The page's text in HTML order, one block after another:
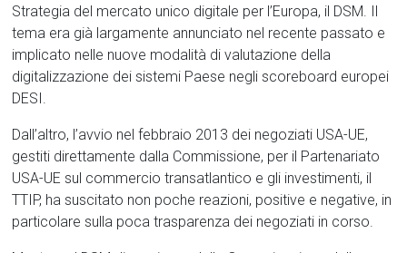
Strategia del mercato unico digitale per l’Europa, il DSM. Il
tema era già largamente annunciato nel recente passato e
implicato nelle nuove modalità di valutazione della
digitalizzazione dei sistemi Paese negli scoreboard europei
DESI.
Dall’altro, l’avvio nel febbraio 2013 dei negoziati USA-UE,
gestiti direttamente dalla Commissione, per il Partenariato
USA-UE sul commercio transatlantico e gli investimenti, il
TTIP, ha suscitato non poche reazioni, positive e negative, in
particolare sulla poca trasparenza dei negoziati in corso.